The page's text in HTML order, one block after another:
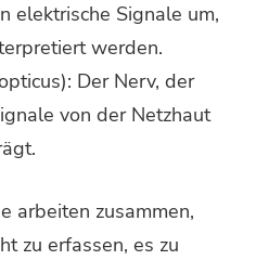
elektrische Signale um,
werden.
Der Nerv, der
von der Netzhaut
arbeiten zusammen,
zu erfassen, es zu